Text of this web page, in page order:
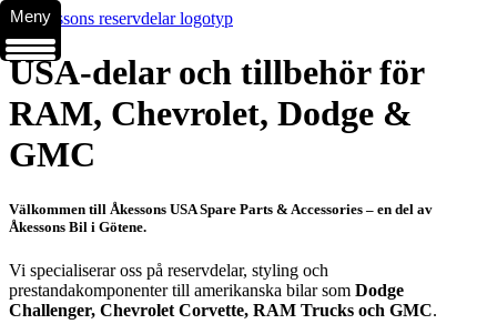
USA-delar och tillbehör för
RAM, Chevrolet, Dodge &
GMC
Välkommen till Åkessons USA Spare Parts & Accessories – en del av
Åkessons Bil i Götene.
Vi specialiserar oss på reservdelar, styling och
prestandakomponenter till amerikanska bilar som Dodge
Challenger, Chevrolet Corvette, RAM Trucks och GMC.
Meny